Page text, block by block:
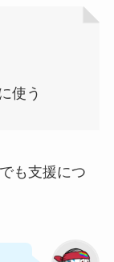
使う
も支援につ